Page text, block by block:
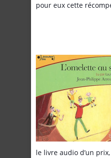
pour eux cette
le livre audio d’un